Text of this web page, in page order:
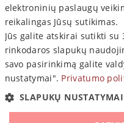
© 2021–2026
elektroninių paslaugų
reikalingas Jūsų sutikimas.
Jūs galite atskirai sutikti
rinkodaros slapukų
savo pasirinkimą galite
nustatymai". Privatumo
SLAPUKŲ NUSTATYMAI